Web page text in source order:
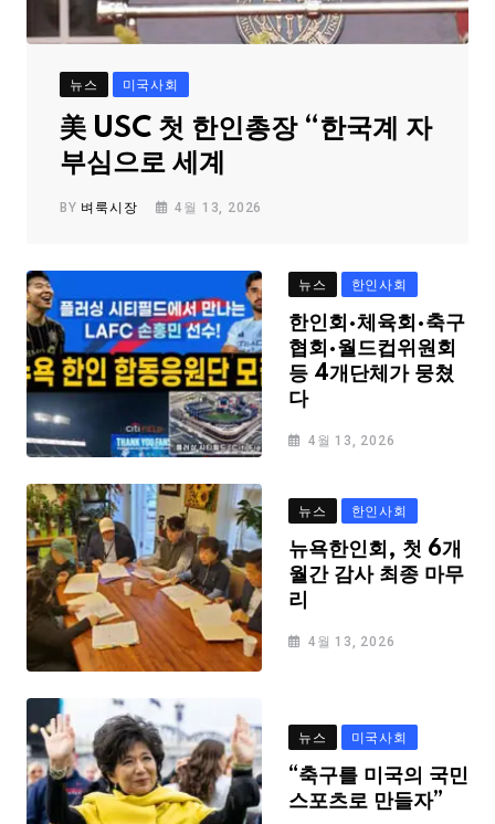
뉴스 미국사회
美 USC 첫 한인총장 “한국계 자
부심으로 세계
BY 벼룩시장 4월 13, 2026
뉴스 한인사회
한인회·체육회·축구
협회·월드컵위원회
등 4개단체가 뭉쳤
다
4월 13, 2026
뉴스 한인사회
뉴욕한인회, 첫 6개
월간 감사 최종 마무
리
4월 13, 2026
뉴스 미국사회
“축구를 미국의 국민
스포츠로 만들자”